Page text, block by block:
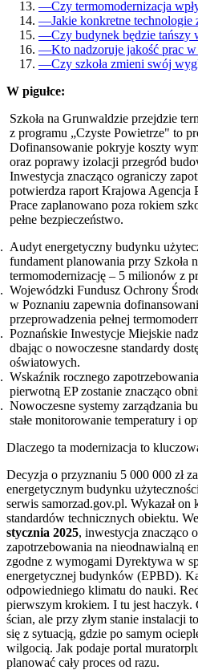
—Czy termomodernizacja
—Jakie konkretne technologie
—Czy budynek będzie tańszy
—Kto nadzoruje jakość prac
—Czy szkoła zmieni swój
W pigułce:
Szkoła na Grunwaldzie przejdzie
z programu „Czyste Powietrze" to
Dofinansowanie pokryje koszty
oraz poprawy izolacji przegród
Inwestycja znacząco ograniczy
potwierdza raport Krajowa Agencja
Prace zaplanowano poza rokiem
pełne bezpieczeństwo.
Audyt energetyczny budynku
fundament planowania przy Szkoła
termomodernizację – 5 milionów z
Wojewódzki Fundusz Ochrony
w Poznaniu zapewnia
przeprowadzenia pełnej
Poznańskie Inwestycje Miejskie
dbając o nowoczesne standardy
oświatowych.
Wskaźnik rocznego
pierwotną EP zostanie znacząco
Nowoczesne systemy zarządzania
stałe monitorowanie temperatury i
Dlaczego ta modernizacja to
Decyzja o przyznaniu 5 000 000 zł
energetycznym budynku
serwis samorzad.gov.pl. Wykazał
standardów technicznych obiektu.
stycznia 2025, inwestycja znacząco
zapotrzebowania na nieodnawialną
zgodne z wymogami Dyrektywa w
energetycznej budynków (EPBD).
odpowiedniego klimatu do nauki.
pierwszym krokiem. I tu jest haczyk.
ścian, ale przy złym stanie instalacji
się z sytuacją, gdzie po samym
wilgocią. Jak podaje portal
planować cały proces od razu.